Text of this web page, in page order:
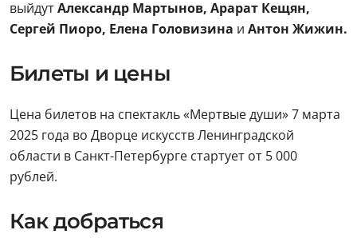
выйдутАлександр Мартынов, Арарат Кещян,
Сергей Пиоро, Елена Головизина и Антон Жижин.
Билеты и цены
Цена билетов на спектакль «Мертвые души» 7 марта
2025 года во Дворце искусств Ленинградской
области в Санкт-Петербурге стартует от 5 000
рублей.
Как добраться